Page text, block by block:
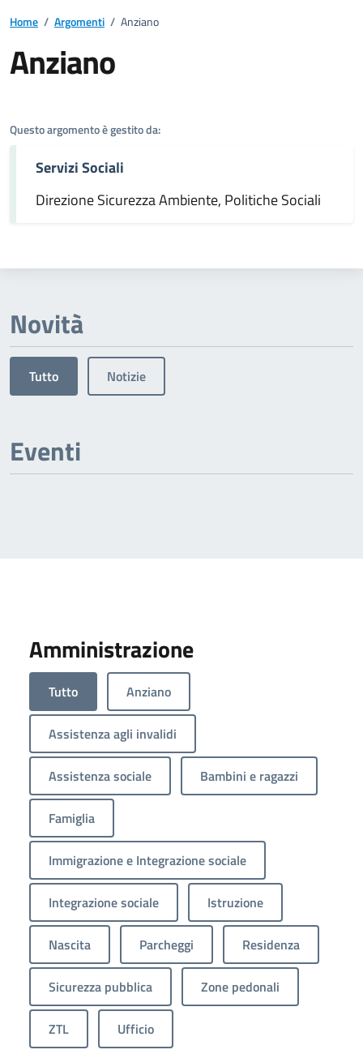
Home / Argomenti / Anziano
Anziano
Questo argomento è gestito da:
Servizi Sociali
Direzione Sicurezza Ambiente, Politiche Sociali
Novità
Tutto Notizie
Eventi
Amministrazione
Tutto Anziano
Assistenza agli invalidi
Assistenza sociale Bambini e ragazzi
Famiglia
Immigrazione e Integrazione sociale
Integrazione sociale Istruzione
Nascita Parcheggi Residenza
Sicurezza pubblica Zone pedonali
ZTL Ufficio